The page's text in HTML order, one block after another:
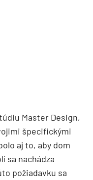
Master Design,
špecifickými
aj to, aby dom
sa nachádza
požiadavku sa